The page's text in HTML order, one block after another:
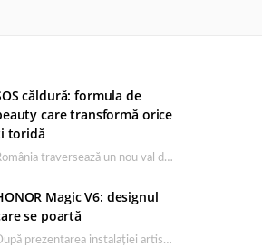
căldură: formula de
care transformă orice
toridă
România traversează un nou val de căldură, iar rutina de îngrijire capătă un rol esențial…
Magic V6: designul
se poartă
După prezentarea instalației artistice semnată de Catrinel Săbăciag în cadrul evenimentului de lansare HONOR Magic…